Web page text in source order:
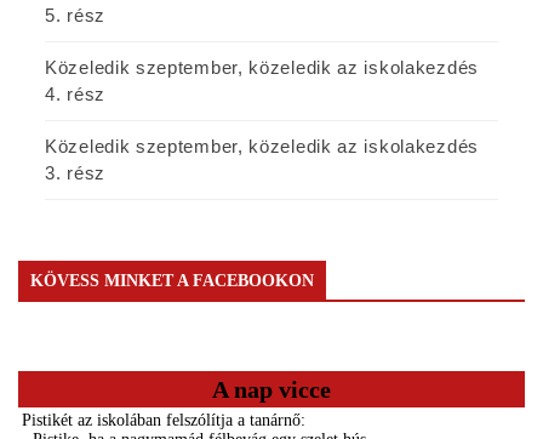
5. rész
Közeledik szeptember, közeledik az iskolakezdés
4. rész
Közeledik szeptember, közeledik az iskolakezdés
3. rész
KÖVESS MINKET A FACEBOOKON
A nap vicce